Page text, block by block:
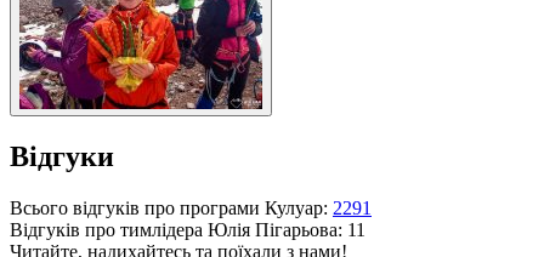
Відгуки
Всього відгуків про програми Кулуар: 2291
Відгуків про тимлідера Юлія Пігарьова: 11
Читайте, надихайтесь та поїхали з нами!